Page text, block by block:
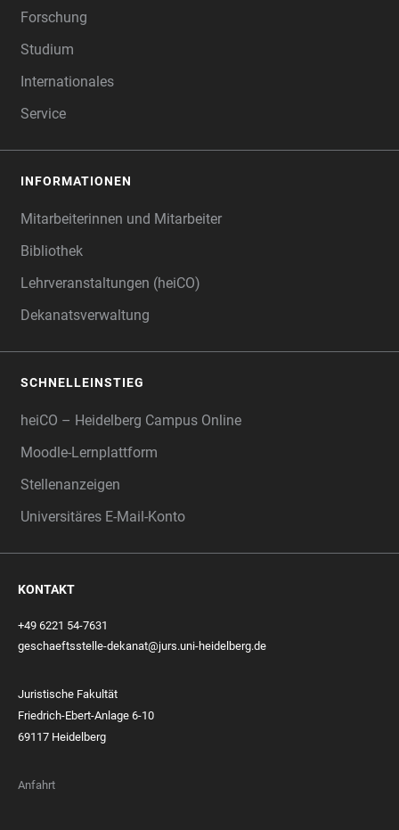
Forschung
Studium
Internationales
Service
INFORMATIONEN
Mitarbeiterinnen und Mitarbeiter
Bibliothek
Lehrveranstaltungen (heiCO)
Dekanatsverwaltung
SCHNELLEINSTIEG
heiCO – Heidelberg Campus Online
Moodle-Lernplattform
Stellenanzeigen
Universitäres E-Mail-Konto
KONTAKT
+49 6221 54-7631
geschaeftsstelle-dekanat@jurs.uni-heidelberg.de
Juristische Fakultät
Friedrich-Ebert-Anlage 6-10
69117 Heidelberg
Anfahrt